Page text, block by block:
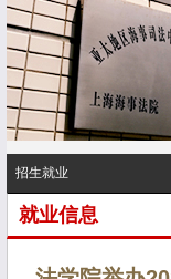
招生就业
就业信息